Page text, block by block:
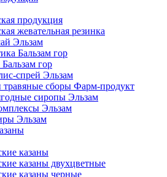
продукция
жевательная резинка
Эльзам
Бальзам гор
гор
спрей Эльзам
сборы Фарм-продукт
сиропы Эльзам
Эльзам
Эльзам
казаны
казаны двухцветные
казаны черные